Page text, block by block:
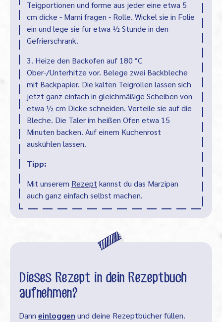
Teigportionen und forme aus jeder eine etwa 5
cm dicke - Mami fragen - Rolle. Wickel sie in Folie
ein und lege sie für etwa ½ Stunde in den
Gefrierschrank.
3. Heize den Backofen auf 180 °C
Ober-/Unterhitze vor. Belege zwei Backbleche
mit Backpapier. Die kalten Teigrollen lassen sich
jetzt ganz einfach in gleichmäßige Scheiben von
etwa ½ cm Dicke schneiden. Verteile sie auf die
Bleche. Die Taler im heißen Ofen etwa 15
Minuten backen. Auf einem Kuchenrost
auskühlen lassen.
Tipp:
Mit unserem Rezept kannst du das Marzipan
auch ganz einfach selbst machen.
Dieses Rezept in dein Rezeptbuch
aufnehmen?
Dann einloggen und deine Rezeptbücher füllen.